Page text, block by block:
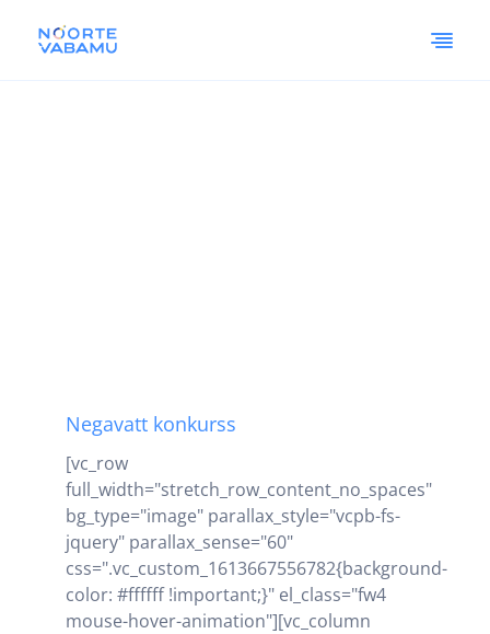
Negavatt konkurss
[vc_row
full_width="stretch_row_content_no_spaces"
bg_type="image" parallax_style="vcpb-fs-
jquery" parallax_sense="60"
css=".vc_custom_1613667556782{background-
color: #ffffff !important;}" el_class="fw4
mouse-hover-animation"][vc_column